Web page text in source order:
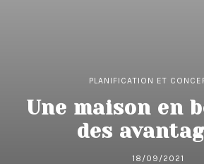
PLANIFICATION ET
Une maison en
des
18/09/2021